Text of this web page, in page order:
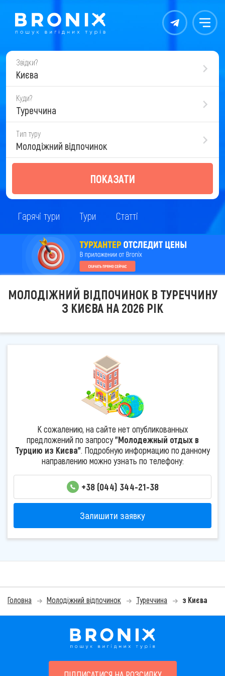
Контакты Меню
Звідки?
Києва
Куди?
Туреччина
Тип туру
Молодіжний відпочинок
ПОКАЗАТИ
Гарячі тури Тури Статті
МОЛОДІЖНИЙ ВІДПОЧИНОК В ТУРЕЧЧИНУ
З КИЄВА НА 2026 РІК
К сожалению, на сайте нет опубликованных
предложений по запросу"Молодежный отдых в
Турцию из Києва". Подробную информацию по данному
направлению можно узнать по телефону:
+38 (044) 344-21-38
Залишити заявку
Головна Молодіжний відпочинок Туреччина з Києва